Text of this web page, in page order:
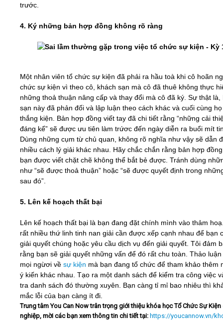
trước.
4. Ký những bản hợp đồng không rõ ràng
Một nhân viên tổ chức sự kiện đã phải ra hầu toà khi cô hoãn
chức sự kiện vì theo cô, khách sạn mà cô đã thuê không thực
những thoả thuận nâng cấp và thay đổi mà cô đã ký. Sự thật là,
sạn này đã phản đối và lập luận theo cách khác và cuối cùng
thắng kiện. Bản hợp đồng viết tay đã chi tiết rằng “những cải
đáng kể” sẽ được ưu tiên làm trứơc đến ngày diễn ra buổi mít
Dùng những cụm từ chủ quan, không rõ nghĩa như vậy sẽ dẫn
nhiều cách lý giải khác nhau. Hãy chắc chắn rằng bản hợp
bạn được viết chặt chẽ không thể bắt bẻ được. Tránh dùng
như “sẽ được thoả thuận” hoặc “sẽ được quyết định trong
sau đó”.
5. Lên kế hoạch thất bại
Lên kế hoạch thất bại là bạn đang đặt chính mình vào thảm
rất nhiều thứ linh tinh nan giải cần được xếp cạnh nhau để bạn
giải quyết chúng hoặc yêu cầu dịch vụ đến giải quyết. Tôi đảm
rằng bạn sẽ giải quyết những vấn để đó rất chu toàn. Thảo
mọi ngừơi về sự kiện mà bạn đang tổ chức để tham khảo thêm
ý kiến khác nhau. Tạo ra một danh sách để kiểm tra công việc
tra danh sách đó thường xuyên. Bạn càng tỉ mỉ bao nhiêu thì
mắc lỗi của bạn càng ít đi.
Trung tâm You Can Now trân trọng giới thiệu khóa học Tổ Chức Sự Kiện
nghiệp, mời các bạn xem thông tin chi tiết tại: https://youcannow.vn/